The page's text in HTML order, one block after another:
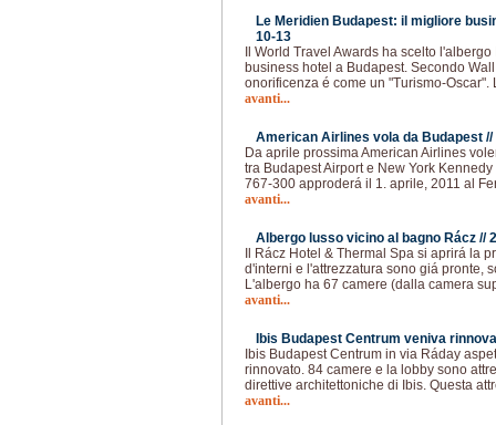
Le Meridien Budapest: il migliore
10-13
Il World Travel Awards ha scelto
business hotel a Budapest. Secondo
onorificenza é come un "Turismo-
avanti...
American Airlines vola da Budapest //
Da aprile prossima American Airlines
tra Budapest Airport e New York
767-300 approderá il 1. aprile, 2011 al
avanti...
Albergo lusso vicino al bagno Rácz //
Il Rácz Hotel & Thermal Spa si aprirá la
d'interni e l'attrezzatura sono giá pronte,
L'albergo ha 67 camere (dalla camera
avanti...
Ibis Budapest Centrum veniva
Ibis Budapest Centrum in via Ráday
rinnovato. 84 camere e la lobby sono
direttive architettoniche di Ibis. Questa
avanti...